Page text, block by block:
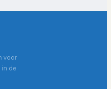
voor
de